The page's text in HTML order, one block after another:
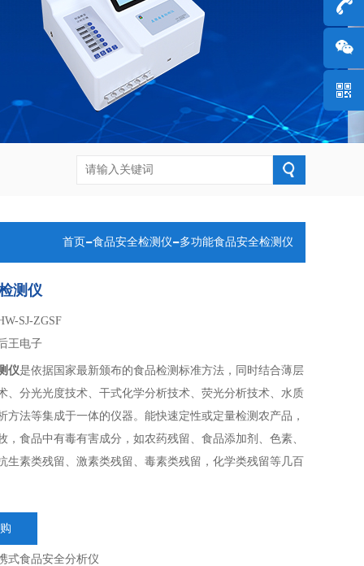
首页-食品安全检测仪-多功能食品安全检测仪
测仪
SJ-ZGSF
王电子
仪是依据国家最新颁布的食品检测标准方法，同时结合薄层
、分光光度技术、干式化学分析技术、荧光分析技术、水质
方法等集成于一体的仪器。能快速定性或定量检测农产品，
，食品中有毒有害成分，如农药残留、食品添加剂、色素、
生素类残留、激素类残留、毒素类残留，化学类残留等几百
式食品安全分析仪
微信客
官方公